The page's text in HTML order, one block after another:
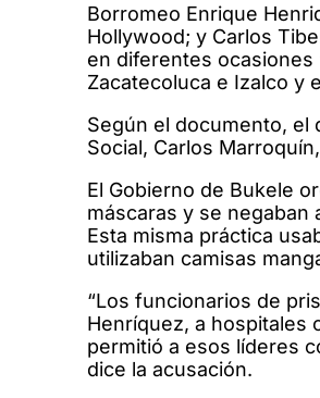
Borromeo Enrique
Hollywood; y Carlos
en diferentes ocasiones
Zacatecoluca e Izalco y
Según el documento, el
Social, Carlos
El Gobierno de Bukele
máscaras y se negaban
Esta misma práctica
utilizaban camisas
“Los funcionarios de
Henríquez, a hospitales
permitió a esos líderes
dice la acusación.